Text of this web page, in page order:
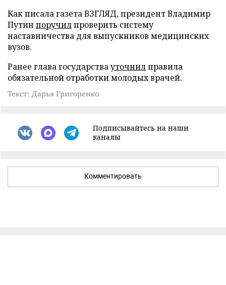
Как писала газета ВЗГЛЯД, президент Владимир
Путин поручилпроверить систему
наставничества для выпускников медицинских
вузов.
Ранее глава государствауточнилправила
обязательной отработки молодых врачей.
Текст: Дарья Григоренко
Подписывайтесь на наши
каналы
Комментировать